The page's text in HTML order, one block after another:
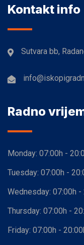
Kontakt info
Sutvara bb,
Radno
Monday: 07:00h -
Tuesday: 07:00h -
Wednesday: 07:00h -
Thursday: 07:00h -
Friday: 07:00h -